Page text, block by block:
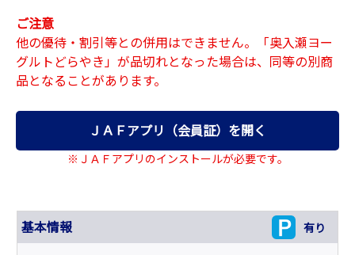
ご注意
他の優待・割引等との併用はできません。「奥入瀬ヨー
グルトどらやき」が品切れとなった場合は、同等の別商
品となることがあります。
ＪＡＦアプリ（会員証）を開く
※ＪＡＦアプリのインストールが必要です。
基本情報 有り